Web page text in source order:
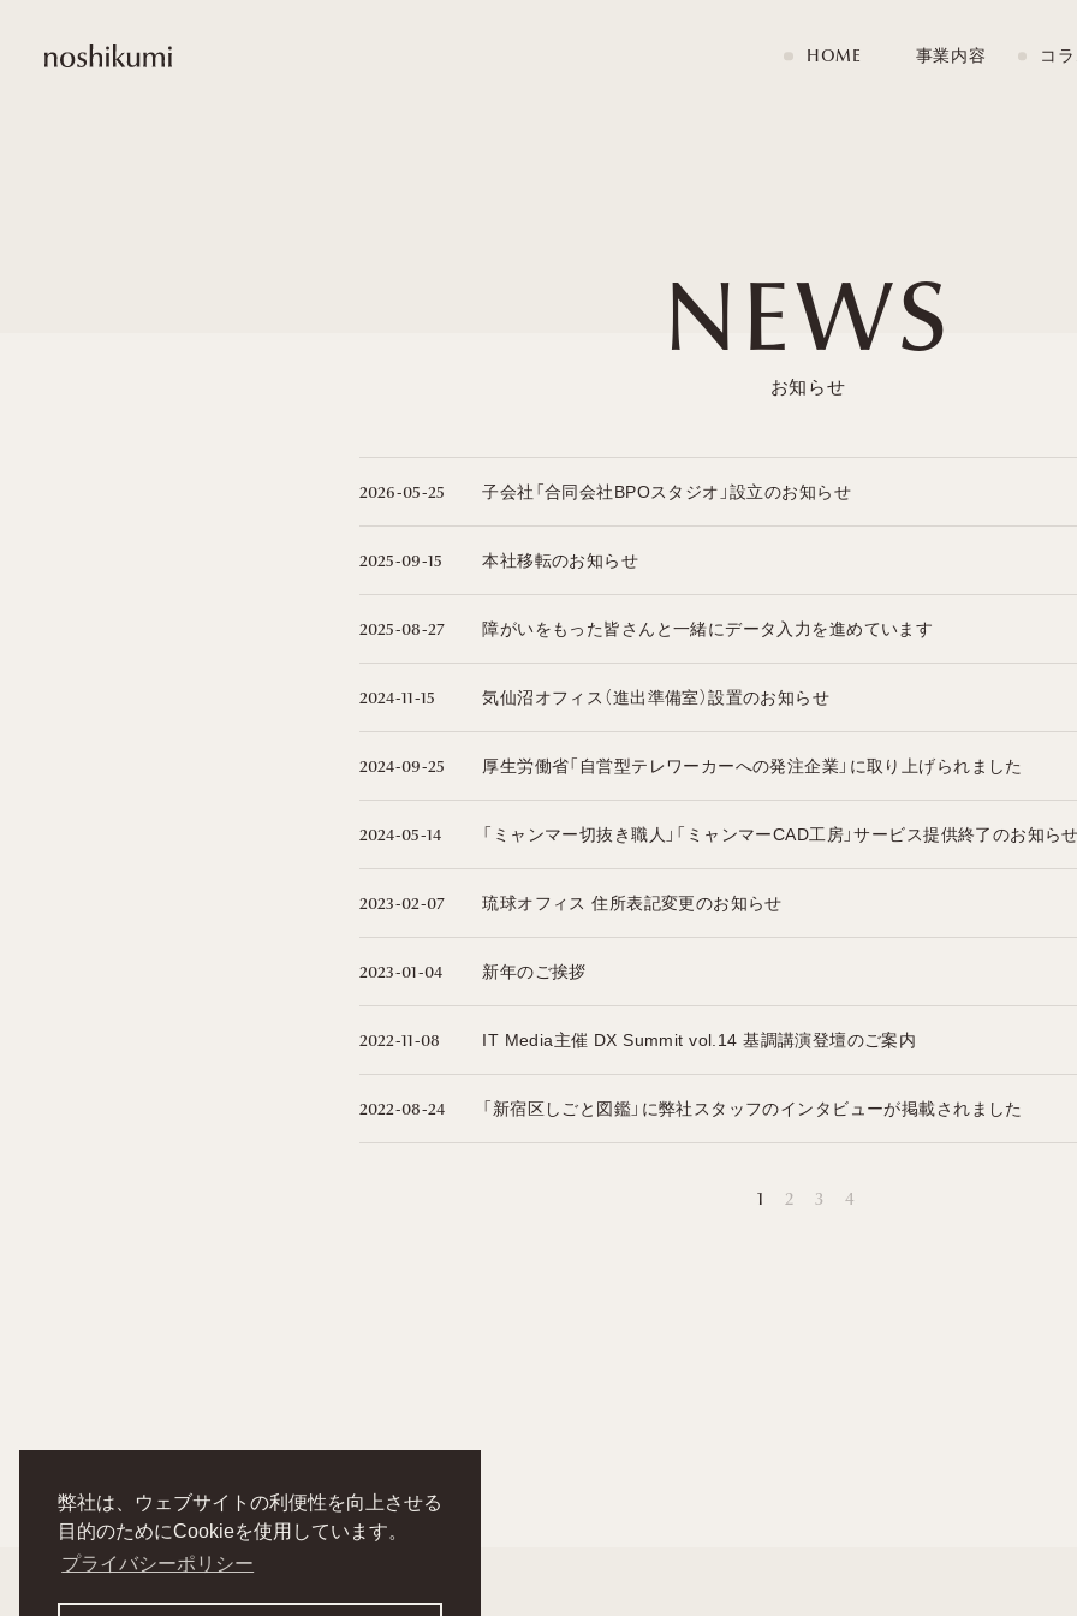
弊社は、ウェブサイトの利便性を向上させる
目的のためにCookieを使用しています。
プライバシーポリシー
HOME 事業内容 コ
NEWS
2026-05-25 子会社「合同会社BPOスタジオ」設立のお知らせ
2025-09-15 本社移転のお知らせ
2025-08-27 障がいをもった皆さんと一緒にデータ入力を進めています
2024-11-15 気仙沼オフィス（進出準備室）設置のお知らせ
2024-09-25 厚生労働省「自営型テレワーカーへの発注企業」に取り上げられました
2024-05-14 「ミャンマー切抜き職人」「ミャンマーCAD工房」サービス提供終了のお知ら
2023-02-07 琉球オフィス 住所表記変更のお知らせ
2023-01-04 新年のご挨拶
2022-11-08 IT Media主催 DX Summit vol.14 基調講演登壇のご案内
2022-08-24 「新宿区しごと図鑑」に弊社スタッフのインタビューが掲載されました
2 3 4